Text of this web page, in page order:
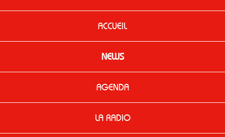
ACCUEIL
NEWS
AGENDA
LA RADIO